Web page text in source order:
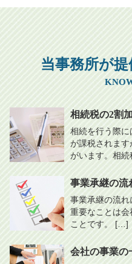
当事務所が
相続税の2割
相続を行う際
が課税されま
がいます。相
事業承継の流
事業承継の流
重要なことは
ことです。 […]
会社の事業の